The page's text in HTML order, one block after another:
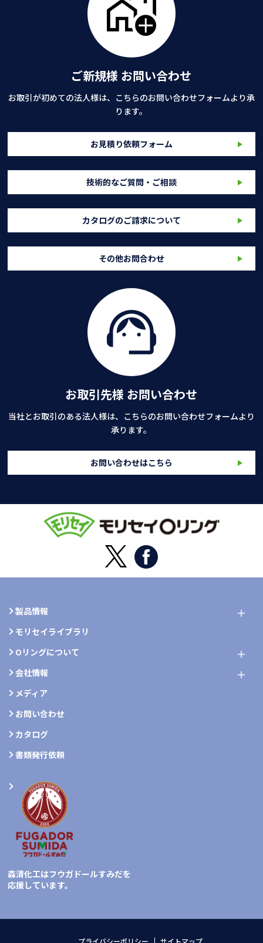
ご新規様 お問い合わせ
お取引が初めての法人様は、こちらのお問い合わせフォームより承
ります。
お見積り依頼フォーム
技術的なご質問・ご相談
カタログのご請求について
その他お問合わせ
お取引先様 お問い合わせ
当社とお取引のある法人様は、こちらのお問い合わせフォームより
承ります。
お問い合わせはこちら
製品情報
モリセイライブラリ
Oリングについて
会社情報
メディア
お問い合わせ
カタログ
書類発行依頼
森清化工はフウガドールすみだを
応援しています。
プライバシーポリシー サイトマップ